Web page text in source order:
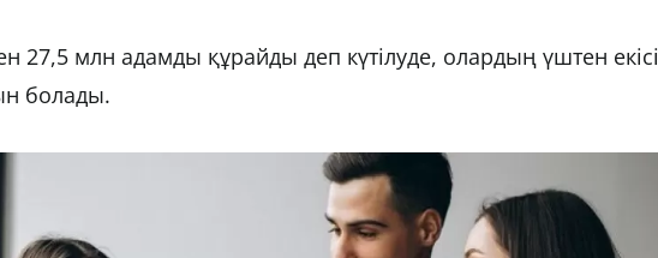
млн адамды құрайды деп күтілуде, олардың үштен екісі
болады.